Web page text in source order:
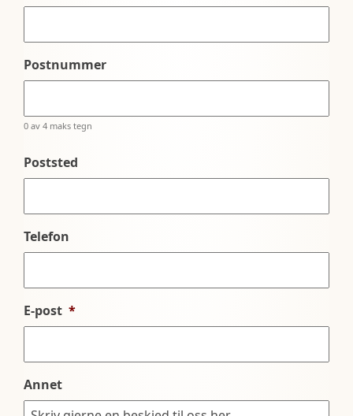
Postnummer
0 av 4 maks tegn
Poststed
Telefon
E-post *
Annet